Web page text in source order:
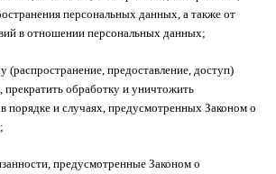
персональных данных, а также от
в отношении персональных данных;
(распространение, предоставление, доступ)
обработку и уничтожить
порядке и случаях, предусмотренных Законом о
предусмотренные Законом о